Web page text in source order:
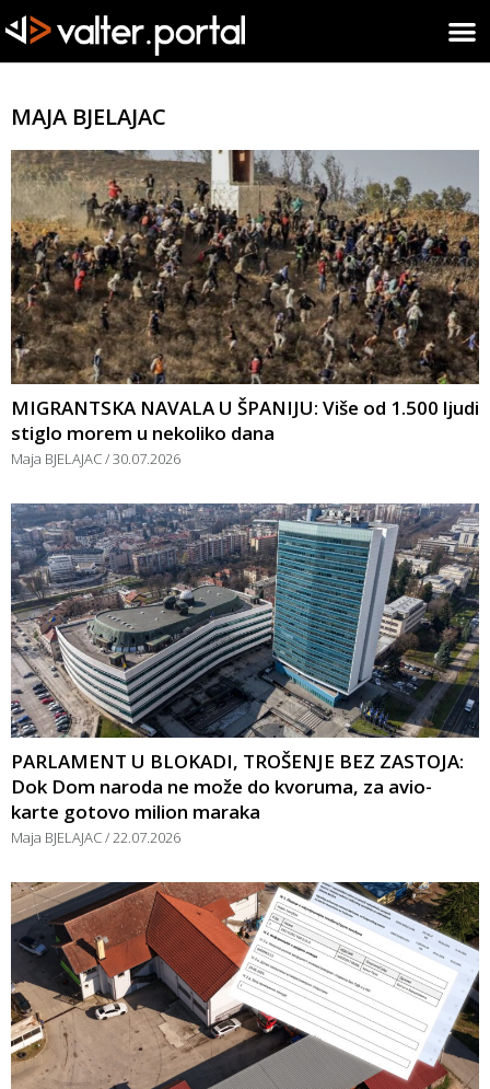
MAJA BJELAJAC
MIGRANTSKA NAVALA U ŠPANIJU: Više od 1.500 ljudi
stiglo morem u nekoliko dana
Maja BJELAJAC 30.07.2026
PARLAMENT U BLOKADI, TROŠENJE BEZ ZASTOJA:
Dok Dom naroda ne može do kvoruma, za avio-
karte gotovo milion maraka
Maja BJELAJAC 22.07.2026